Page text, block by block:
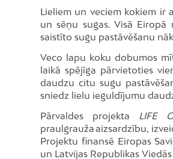
Lieliem un veciem kokiem ir
un sēņu sugas. Visā Eiropā
saistīto sugu pastāvēšanu
Veco lapu koku dobumos
laikā spējīga pārvietoties
daudzu citu sugu
sniedz lielu ieguldījumu
Pārvaldes projekta LIFE
praulgrauža aizsardzību,
Projektu finansē Eiropas
un Latvijas Republikas